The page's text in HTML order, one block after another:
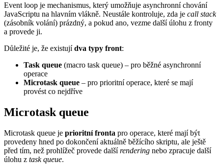
Event loop je mechanismus, který umožňuje asynchronní chování
JavaScriptu na hlavním vlákně. Neustále kontroluje, zda je call stack
(zásobník volání) prázdný, a pokud ano, vezme další úlohu z fronty
a provede ji.
Důležité je, že existujídva typy front:
Task queue (macro task queue) – pro běžné asynchronní
operace
Microtask queue – pro prioritní operace, které se mají
provést co nejdříve
Microtask queue
Microtask queue je prioritní fronta pro operace, které mají být
provedeny hned po dokončení aktuálně běžícího skriptu, ale ještě
před tím, než prohlížeč provede dalšírendering nebo zpracuje další
úlohu z task queue.